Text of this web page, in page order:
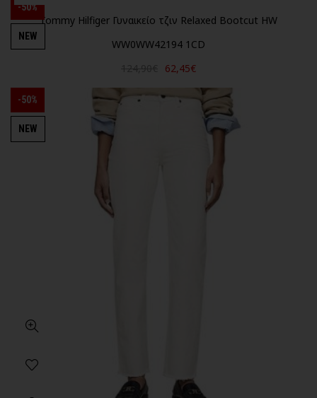
-50%
NEW
Tommy Hilfiger Γυναικείο τζιν Relaxed Bootcut HW
WW0WW42194 1CD
62,45€
-50%
NEW